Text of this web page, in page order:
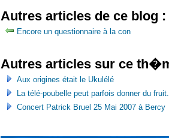
Autres articles de ce blog :
Encore un questionnaire à la con
Autres articles sur ce
Aux origines était le Ukulélé
La télé-poubelle peut parfois donner du
Concert Patrick Bruel 25 Mai 2007 à Bercy